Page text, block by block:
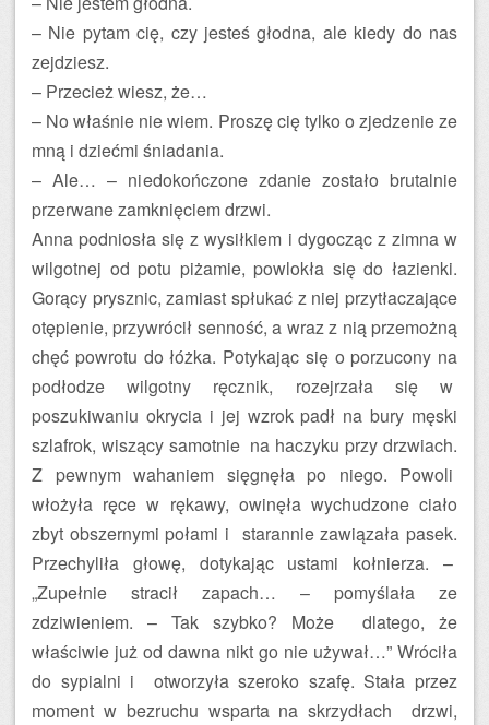
– Nie pytam cię, czy jesteś głodna, ale kiedy do nas
zejdziesz.
– Przecież wiesz, że…
– No właśnie nie wiem. Proszę cię tylko o zjedzenie ze
mną i dziećmi śniadania.
– Ale… – niedokończone zdanie zostało brutalnie
przerwane zamknięciem drzwi.
Anna podniosła się z wysiłkiem i dygocząc z zimna w
wilgotnej od potu piżamie, powlokła się do łazienki.
Gorący prysznic, zamiast spłukać z niej przytłaczające
otępienie, przywrócił senność, a wraz z nią przemożną
chęć powrotu do łóżka. Potykając się o porzucony na
podłodze wilgotny ręcznik, rozejrzała się w
poszukiwaniu okrycia i jej wzrok padł na bury męski
szlafrok, wiszący samotnie na haczyku przy drzwiach.
Z pewnym wahaniem sięgnęła po niego. Powoli
włożyła ręce w rękawy, owinęła wychudzone ciało
zbyt obszernymi połami i starannie zawiązała pasek.
Przechyliła głowę, dotykając ustami kołnierza. –
„Zupełnie stracił zapach… – pomyślała ze
zdziwieniem. – Tak szybko? Może dlatego, że
właściwie już od dawna nikt go nie używał…” Wróciła
do sypialni i otworzyła szeroko szafę. Stała przez
moment w bezruchu wsparta na skrzydłach drzwi,